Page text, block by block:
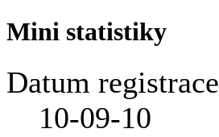
Mini statistiky
Datum registrace
10-09-10